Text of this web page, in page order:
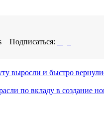
Подписаться:
выросли и быстро
по вкладу в создание